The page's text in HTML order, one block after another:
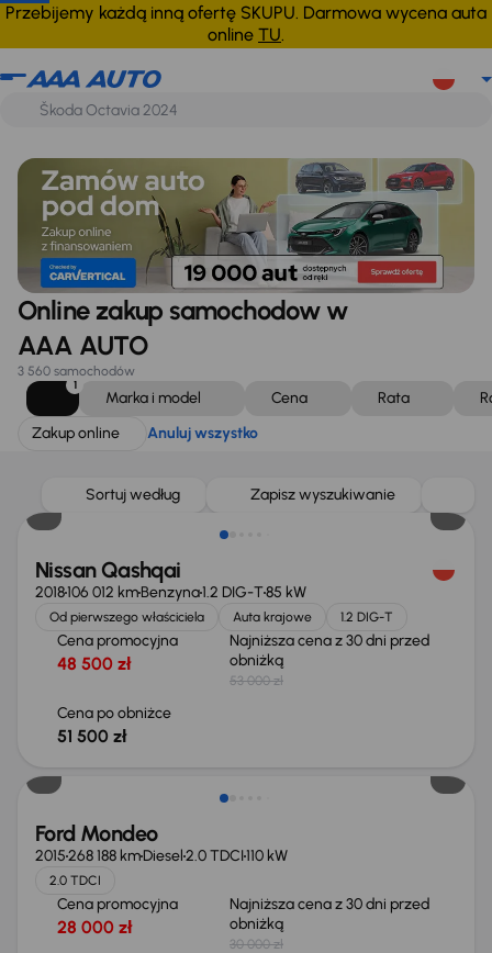
Przebijemy każdą inną ofertę SKUPU. Darmowa wycena auta
online TU.
Zakup online Anuluj wszystko
Online zakup samochodow w
AAA AUTO
3 560 samochodów
1
Marka i model Cena Rata
Zakup online
Anuluj wszystko
Sortuj według Zapisz wyszukiwanie
Taniej o 1 500 zł
Nissan Qashqai
2018106 012 kmBenzyna1.2 DIG-T85 kW
Od pierwszego właściciela Auta krajowe 1.2 DIG-T
Cena promocyjna
48 500 zł
Najniższa cena z 30 dni przed
obniżką
53 000 zł
Cena po obniżce
51 500 zł
Taniej o 1 000 zł
Ford Mondeo
2015268 188 kmDiesel2.0 TDCI110 kW
2.0 TDCI
Cena promocyjna
28 000 zł
Najniższa cena z 30 dni przed
obniżką
30 000 zł